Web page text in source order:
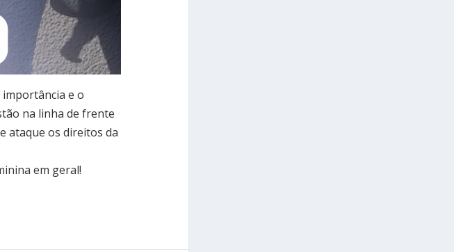
e o
na linha de frente
ataque os direitos da
em geral!